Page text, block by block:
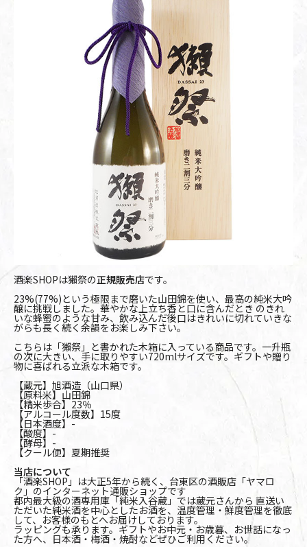
酒楽SHOPは獺祭の正規販売店です。
23%(77%)という極限まで磨いた山田錦を使い、最高の純米大吟
醸に挑戦しました。華やかな上立ち香と口に含んだとき のきれ
いな蜂蜜のような甘み、飲み込んだ後口はきれいに切れていきな
がらも長く続く余韻をお楽しみ下さい。
こちらは「獺祭」と書かれた木箱に入っている商品です。一升瓶
の次に大きい、手に取りやすい720mlサイズです。ギフトや贈り
物に喜ばれる立派な木箱です。
【蔵元】旭酒造（山口県）
【原料米】山田錦
【精米歩合】23％
【アルコール度数】15度
【日本酒度】-
【酸度】-
【酵母】-
【クール便】夏期推奨
当店について
「酒楽SHOP」は大正5年から続く、台東区の酒販店「ヤマロ
ク」のインターネット通販ショップです
都内最大級の酒専用庫「純米入谷蔵」では蔵元さんから 直送い
ただいた純米酒を中心としたお酒を、温度管理・鮮度管理を徹底
して、お客様のもとへお届けしております。
ラッピングも承ります。ギフトやお中元・お歳暮、お世話になっ
た方へ、日本酒・梅酒・焼酎などぜひご利用ください。